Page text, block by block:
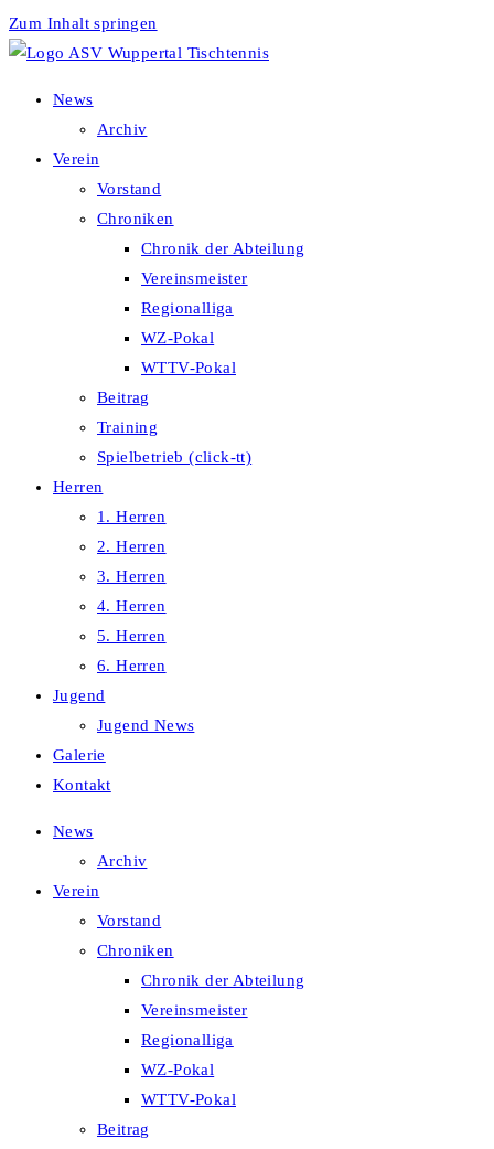
Zum Inhalt springen
News
Archiv
Verein
Vorstand
Chroniken
Chronik der Abteilung
Vereinsmeister
Regionalliga
WZ-Pokal
WTTV-Pokal
Beitrag
Training
Spielbetrieb (click-tt)
Herren
1. Herren
2. Herren
3. Herren
4. Herren
5. Herren
6. Herren
Jugend
Jugend News
Galerie
Kontakt
News
Archiv
Verein
Vorstand
Chroniken
Chronik der Abteilung
Vereinsmeister
Regionalliga
WZ-Pokal
WTTV-Pokal
Beitrag